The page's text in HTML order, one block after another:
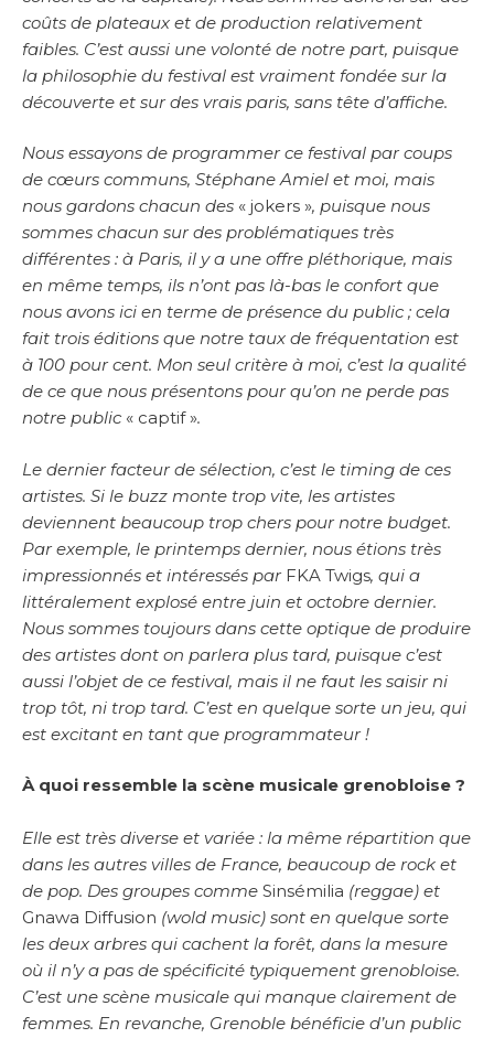
coûts de plateaux et de production relativement
faibles. C’est aussi une volonté de notre part, puisque
la philosophie du festival est vraiment fondée sur la
découverte et sur des vrais paris, sans tête d’affiche.
Nous essayons de programmer ce festival par coups
de cœurs communs, Stéphane Amiel et moi, mais
nous gardons chacun des « jokers », puisque nous
sommes chacun sur des problématiques très
différentes : à Paris, il y a une offre pléthorique, mais
en même temps, ils n’ont pas là-bas le confort que
nous avons ici en terme de présence du public ; cela
fait trois éditions que notre taux de fréquentation est
à 100 pour cent. Mon seul critère à moi, c’est la qualité
de ce que nous présentons pour qu’on ne perde pas
notre public « captif ».
Le dernier facteur de sélection, c’est le timing de ces
artistes. Si le buzz monte trop vite, les artistes
deviennent beaucoup trop chers pour notre budget.
Par exemple, le printemps dernier, nous étions très
impressionnés et intéressés par FKA Twigs, qui a
littéralement explosé entre juin et octobre dernier.
Nous sommes toujours dans cette optique de produire
des artistes dont on parlera plus tard, puisque c’est
aussi l’objet de ce festival, mais il ne faut les saisir ni
trop tôt, ni trop tard. C’est en quelque sorte un jeu, qui
est excitant en tant que programmateur !
À quoi ressemble la scène musicale grenobloise ?
Elle est très diverse et variée : la même répartition que
dans les autres villes de France, beaucoup de rock et
de pop. Des groupes comme Sinsémilia (reggae) et
Gnawa Diffusion (wold music) sont en quelque sorte
les deux arbres qui cachent la forêt, dans la mesure
où il n’y a pas de spécificité typiquement grenobloise.
C’est une scène musicale qui manque clairement de
femmes. En revanche, Grenoble bénéficie d’un public